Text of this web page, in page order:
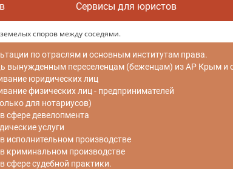
Сервисы для юристов
споров между соседями.
по отраслям и основным институтам права.
вынужденным переселенцам (беженцам) из АР Крым и
юридических лиц
физических лиц - предпринимателей
для нотариусов)
сфере девелопмента
услуги
исполнительном производстве
криминальном производстве
сфере судебной практики.